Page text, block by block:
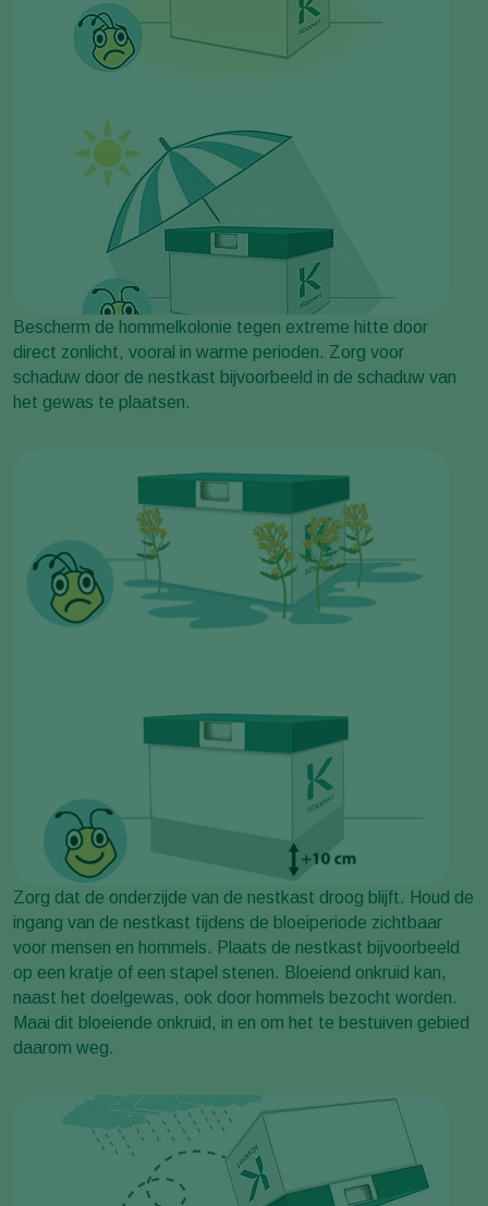
Bescherm de hommelkolonie tegen extreme hitte door
direct zonlicht, vooral in warme perioden. Zorg voor
schaduw door de nestkast bijvoorbeeld in de schaduw van
het gewas te plaatsen.
Zorg dat de onderzijde van de nestkast droog blijft. Houd de
ingang van de nestkast tijdens de bloeiperiode zichtbaar
voor mensen en hommels. Plaats de nestkast bijvoorbeeld
op een kratje of een stapel stenen. Bloeiend onkruid kan,
naast het doelgewas, ook door hommels bezocht worden.
Maai dit bloeiende onkruid, in en om het te bestuiven gebied
daarom weg.